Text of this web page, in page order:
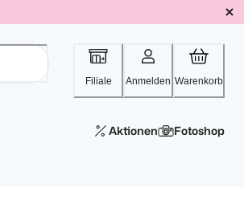
Filiale Anmelden Warenkorb
Aktionen Fotoshop